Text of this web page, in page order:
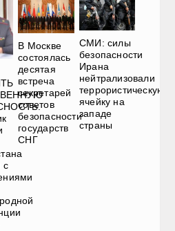
с
В Москве
состоялась
десятая
встреча
секретарей
советов
безопасности
государств
СНГ
СМИ: силы
безопасности
Ирана
нейтрализовали
террористическую
ячейку на
западе
страны